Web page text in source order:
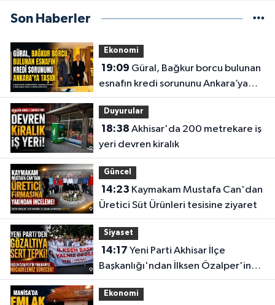
Son Haberler
Ekonomi
19:09
esnafın kredi sorununu Ankara’ya
taşıdı
Duyurular
18:38
yeri devren kiralık
Güncel
14:23
Üretici Süt Ürünleri tesisine ziyaret
Siyaset
14:17
Başkanlığı'ndan İlksen Özalper'in
gözaltına alınmasına tepki
Ekonomi